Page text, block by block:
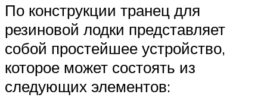
По конструкции транец для
резиновой лодки представляет
собой простейшее устройство,
которое может состоять из
следующих элементов: